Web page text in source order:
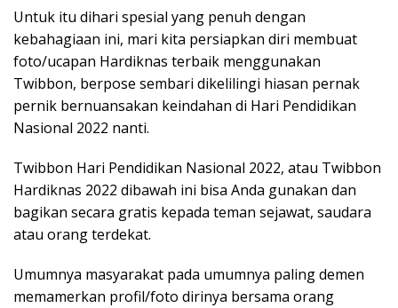
Untuk itu dihari spesial yang penuh dengan
kebahagiaan ini, mari kita persiapkan diri membuat
foto/ucapan Hardiknas terbaik menggunakan
Twibbon, berpose sembari dikelilingi hiasan pernak
pernik bernuansakan keindahan di Hari Pendidikan
Nasional 2022 nanti.
Twibbon Hari Pendidikan Nasional 2022, atau Twibbon
Hardiknas 2022 dibawah ini bisa Anda gunakan dan
bagikan secara gratis kepada teman sejawat, saudara
atau orang terdekat.
Umumnya masyarakat pada umumnya paling demen
memamerkan profil/foto dirinya bersama orang